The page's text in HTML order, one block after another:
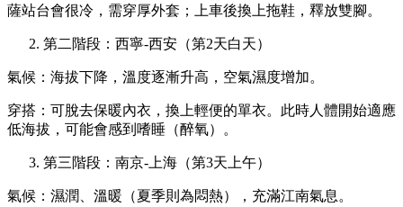
薩站台會很冷，需穿厚外套；上車後換上拖鞋，釋放雙腳。
第二階段：西寧-西安（第2天白天）
氣候：海拔下降，溫度逐漸升高，空氣濕度增加。
穿搭：可脫去保暖內衣，換上輕便的單衣。此時人體開始適應
低海拔，可能會感到嗜睡（醉氧）。
第三階段：南京-上海（第3天上午）
氣候：濕潤、溫暖（夏季則為悶熱），充滿江南氣息。